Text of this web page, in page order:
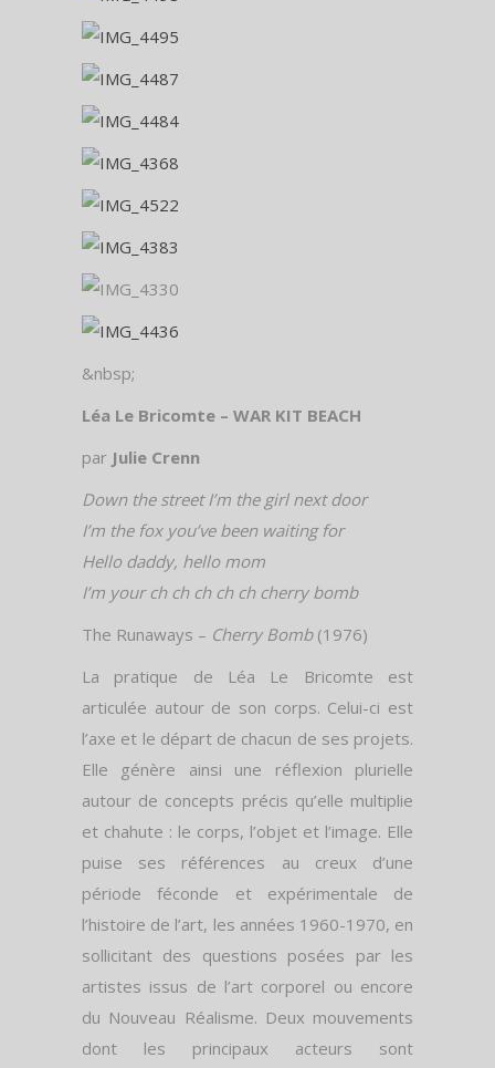
&nbsp;
Léa Le Bricomte – WAR KIT BEACH
par Julie Crenn
Down the street I’m the girl next door
I’m the fox you’ve been waiting for
Hello daddy, hello mom
I’m your ch ch ch ch ch cherry bomb
The Runaways – Cherry Bomb(1976)
La pratique de Léa Le Bricomte est
articulée autour de son corps. Celui-ci est
l’axe et le départ de chacun de ses projets.
Elle génère ainsi une réflexion plurielle
autour de concepts précis qu’elle multiplie
et chahute : le corps, l’objet et l’image. Elle
puise ses références au creux d’une
période féconde et expérimentale de
l’histoire de l’art, les années 1960-1970, en
sollicitant des questions posées par les
artistes issus de l’art corporel ou encore
du Nouveau Réalisme. Deux mouvements
dont les principaux acteurs sont